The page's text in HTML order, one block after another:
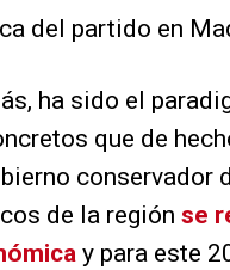
del partido en
ha sido el
que de
conservador
de la región se
y para este